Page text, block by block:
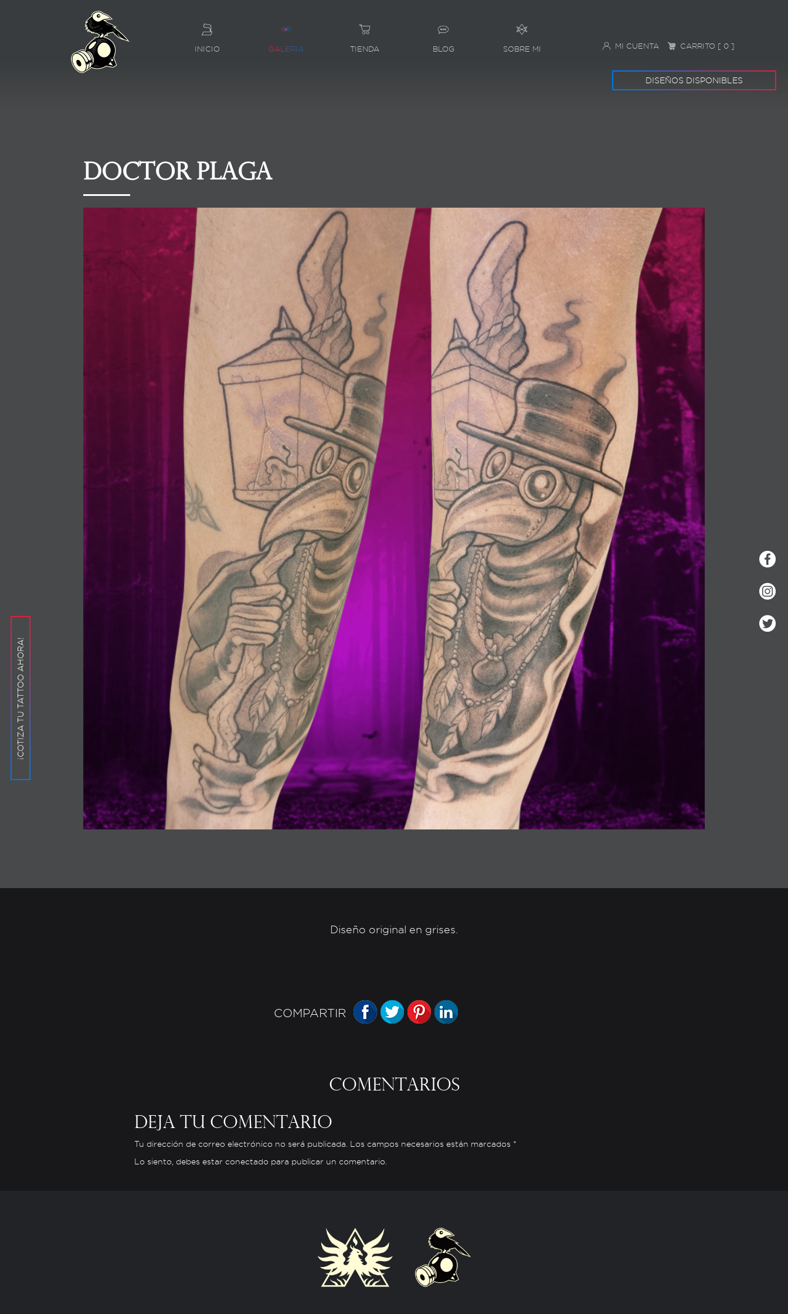
INICIO GALERIA TIENDA BLOG SOBRE MI MI CUENTA CARRITO [ 0 ]
¡COTIZA TU TATTOO AHORA!
DISEÑOS DISPONIBLES
Doctor plaga
Diseño original en grises.
COMPARTIR
FACEBOOK
TWITTERPINTEREST
Comentarios
Deja tu comentario
Tu dirección de correo electrónico no será publicada. Los campos necesarios están marcados *
Lo siento, debes estar conectado para publicar un comentario.